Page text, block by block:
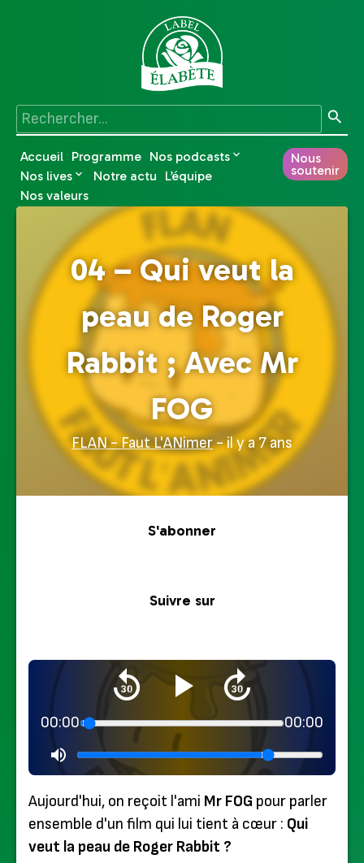
Accueil Programme Nos podcasts
Nos lives
Notre actu
L’équipe
Nos valeurs
Nous
soutenir
04 – Qui veut la
peau de Roger
Rabbit ; Avec Mr
FOG
FLAN - Faut L'ANimer- il y a 7 ans
S'abonner
Suivre sur
00:00 00:00
Aujourd'hui, on reçoit l'ami Mr FOG pour parler
ensemble d'un film qui lui tient à cœur : Qui
veut la peau de Roger Rabbit ?